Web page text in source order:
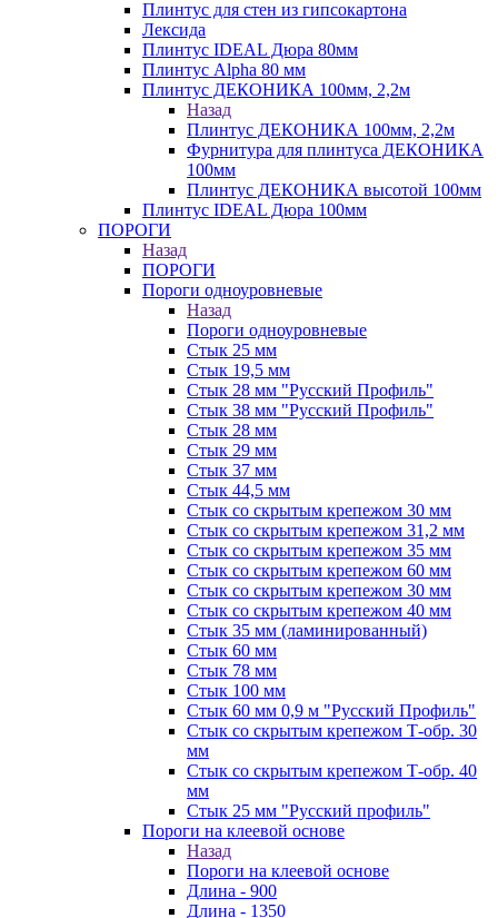
Плинтус для стен из гипсокартона
Лексида
Плинтус IDEAL Дюра 80мм
Плинтус Alpha 80 мм
Плинтус ДЕКОНИКА 100мм, 2,2м
Назад
Плинтус ДЕКОНИКА 100мм, 2,2м
Фурнитура для плинтуса ДЕКОНИКА
100мм
Плинтус ДЕКОНИКА высотой 100мм
Плинтус IDEAL Дюра 100мм
ПОРОГИ
Назад
ПОРОГИ
Пороги одноуровневые
Назад
Пороги одноуровневые
Стык 25 мм
Стык 19,5 мм
Стык 28 мм "Русский Профиль"
Стык 38 мм "Русский Профиль"
Стык 28 мм
Стык 29 мм
Стык 37 мм
Стык 44,5 мм
Стык со скрытым крепежом 30 мм
Стык со скрытым крепежом 31,2 мм
Стык со скрытым крепежом 35 мм
Стык со скрытым крепежом 60 мм
Стык со скрытым крепежом 30 мм
Стык со скрытым крепежом 40 мм
Стык 35 мм (ламинированный)
Стык 60 мм
Стык 78 мм
Стык 100 мм
Стык 60 мм 0,9 м "Русский Профиль"
Стык со скрытым крепежом Т-обр. 30
мм
Стык со скрытым крепежом Т-обр. 40
мм
Стык 25 мм "Русский профиль"
Пороги на клеевой основе
Назад
Пороги на клеевой основе
Длина - 900
Длина - 1350